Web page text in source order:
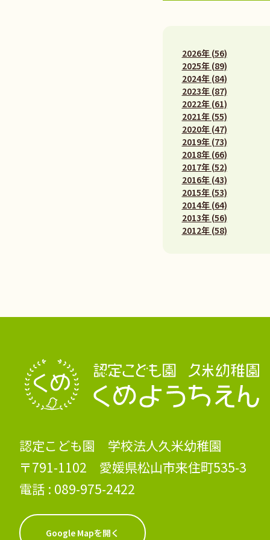
2026年 (56)
2025年 (89)
2024年 (84)
2023年 (87)
2022年 (61)
2021年 (55)
2020年 (47)
2019年 (73)
2018年 (66)
2017年 (52)
2016年 (43)
2015年 (53)
2014年 (64)
2013年 (56)
2012年 (58)
認定こども園 学校法人久米幼稚園
〒791-1102 愛媛県松山市来住町535-3
電話 : 089-975-2422
Google Mapを開く